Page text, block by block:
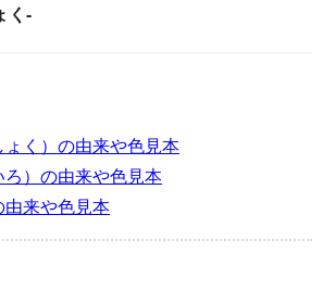
く-
く）の由来や色見本
）の由来や色見本
来や色見本